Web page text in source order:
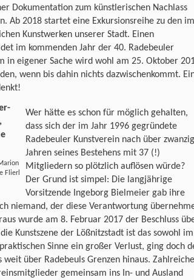
Dokumentation zum künstlerischen Nachlass
Ab 2018 startet eine Exkursionsreihe zu den im
Kunstwerken unserer Stadt. Einen
im kommenden Jahr der 40. Radebeuler
in eigener Sache wird wohl am 25. Oktober
wenn bis dahin nichts dazwischenkommt.
Flierl
Wer hätte es schon für möglich gehalten,
dass sich der im Jahr 1996 gegründete
Radebeuler Kunstverein nach über zwanzig
Jahren seines Bestehens mit 37 (!)
Mitgliedern so plötzlich auflösen würde?
Der Grund ist simpel: Die langjährige
Vorsitzende Ingeborg Bielmeier gab ihre
niemand, der diese Verantwortung
wurde am 8. Februar 2017 der Beschluss
Kunstszene der Lößnitzstadt ist das sowohl im
Sinne ein großer Verlust, ging doch
weit über Radebeuls Grenzen hinaus. Zahlreiche
gemeinsam ins In- und Ausland